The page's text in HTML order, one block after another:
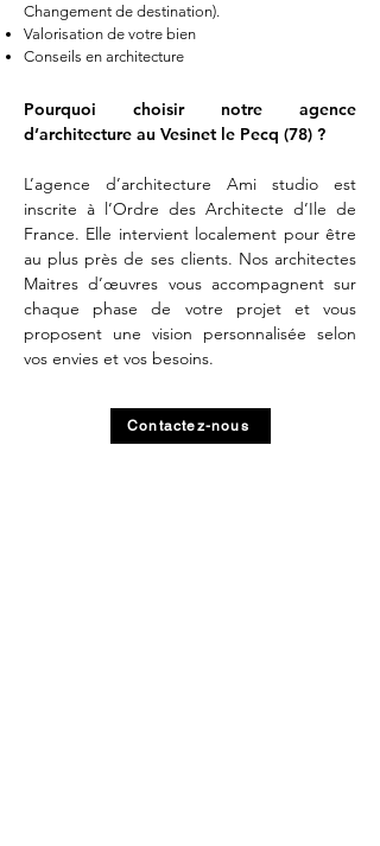
Changement de destination).
Valorisation de votre bien
Conseils en architecture
Pourquoi choisir notre agence
d’architecture au Vesinet le Pecq (78) ?
L’agence d’architecture Ami studio est
inscrite à l’Ordre des Architecte d’Ile de
France. Elle intervient localement pour être
au plus près de ses clients. Nos architectes
Maitres d’œuvres vous accompagnent sur
chaque phase de votre projet et vous
proposent une vision personnalisée selon
vos envies et vos besoins.
Contactez-nous